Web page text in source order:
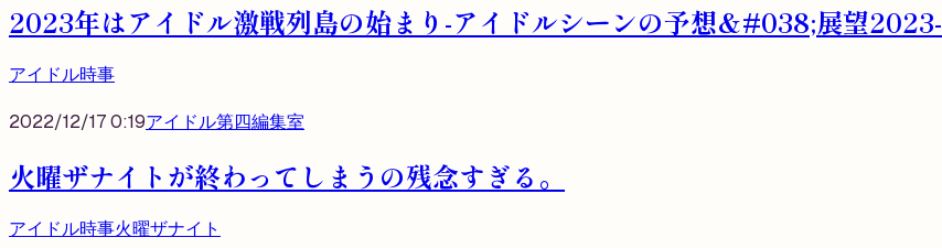
2023年はアイドル激戦列島の始まり-アイドルシーンの予想&#038;展望2023-
アイドル時事
2022/12/17 0:19アイドル第四編集室
火曜ザナイトが終わってしまうの残念すぎる。
アイドル時事火曜ザナイト